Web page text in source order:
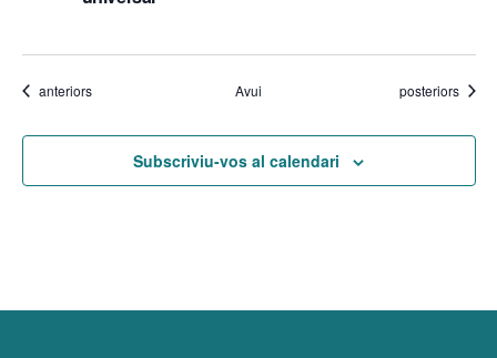
n
i
m
e
s
m
e
n
t
Esdeveniments
anteriors Avui Esdeveniments
posteriors
Subscriviu-vos al calendari